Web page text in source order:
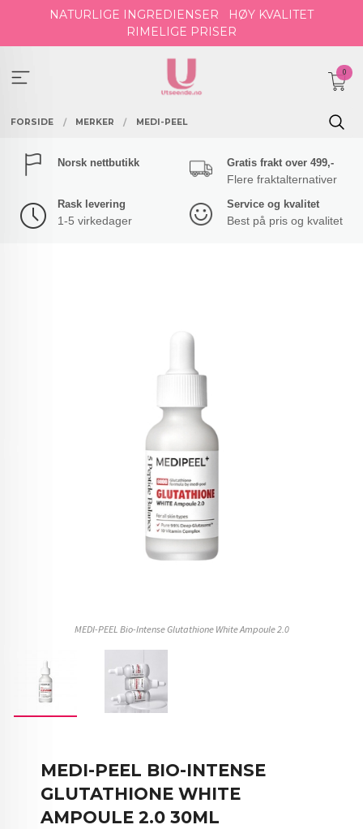
NATURLIGE INGREDIENSER
HØY KVALITET
RIMELIGE PRISER
0
FORSIDE MERKER MEDI-PEEL
Norsk nettbutikk Gratis frakt over 499,-
Flere fraktalternativer
Rask levering
1-5 virkedager
Service og kvalitet
Best på pris og kvalitet
MEDI-PEEL Bio-Intense Glutathione White Ampoule 2.0
MEDI-PEEL BIO-INTENSE
GLUTATHIONE WHITE
AMPOULE 2.0 30ML